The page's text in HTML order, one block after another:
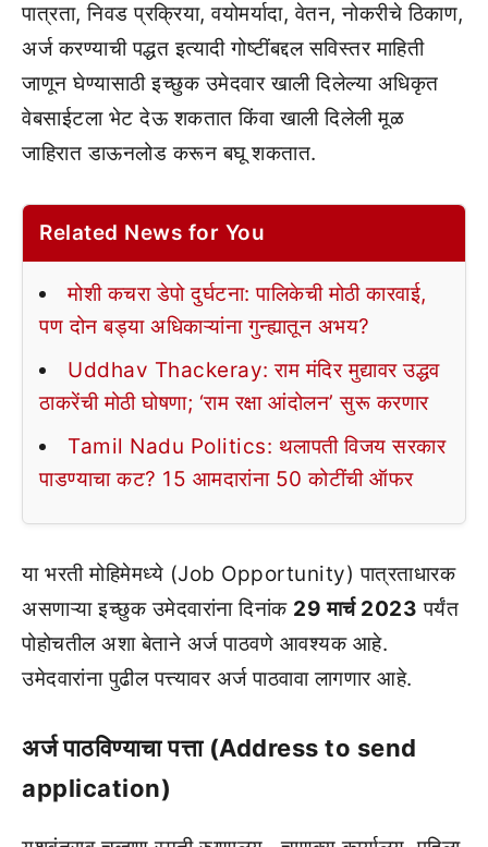
पात्रता, निवड प्रक्रिया, वयोमर्यादा, वेतन, नोकरीचे ठिकाण,
अर्ज करण्याची पद्धत इत्यादी गोष्टींबद्दल सविस्तर माहिती
जाणून घेण्यासाठी इच्छुक उमेदवार खाली दिलेल्या अधिकृत
वेबसाईटला भेट देऊ शकतात किंवा खाली दिलेली मूळ
जाहिरात डाऊनलोड करून बघू शकतात.
Related News for You
मोशी कचरा डेपो दुर्घटना: पालिकेची मोठी कारवाई,
पण दोन बड्या अधिकाऱ्यांना गुन्ह्यातून अभय?
Uddhav Thackeray: राम मंदिर मुद्यावर उद्धव
ठाकरेंची मोठी घोषणा; ‘राम रक्षा आंदोलन’ सुरू करणार
Tamil Nadu Politics: थलापती विजय सरकार
पाडण्याचा कट? 15 आमदारांना 50 कोटींची ऑफर
या भरती मोहिमेमध्ये (Job Opportunity) पात्रताधारक
असणाऱ्या इच्छुक उमेदवारांना दिनांक 29 मार्च 2023 पर्यंत
पोहोचतील अशा बेताने अर्ज पाठवणे आवश्यक आहे.
उमेदवारांना पुढील पत्त्यावर अर्ज पाठवावा लागणार आहे.
अर्ज पाठविण्याचा पत्ता (Address to send
application)